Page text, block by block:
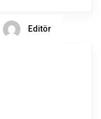
Editör